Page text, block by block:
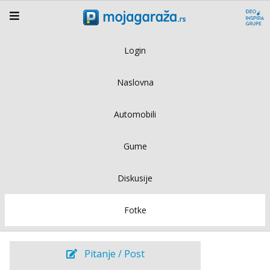
Login
Naslovna
Automobili
Gume
Diskusije
Fotke
Pitanje / Post